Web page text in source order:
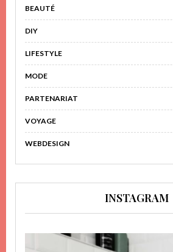
BEAUTÉ
DIY
LIFESTYLE
MODE
PARTENARIAT
VOYAGE
WEBDESIGN
INSTAGRAM